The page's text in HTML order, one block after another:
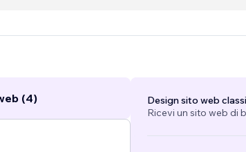
graphique pour chacune des publications.
site réalisé vous êtes au bon endroit ! Pour
site doit vivre. Nous nous engageons à être
au minimum.
(4)
Design sito web
Ricevi un sito web di